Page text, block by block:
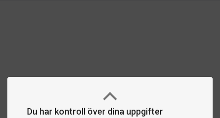
Du har kontroll över dina uppgifter